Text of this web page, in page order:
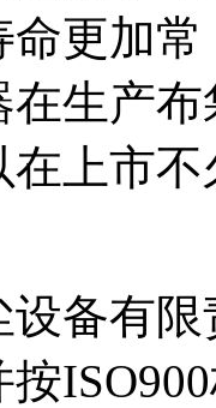
更加
生产
在上市
备有